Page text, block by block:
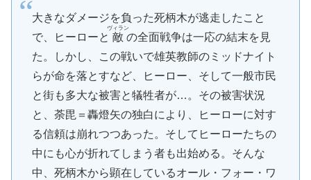
大きなダメージを負った死柄木が逃走したこと
で、ヒーローと 敵
ヴィラン
の全面戦争は一応の結末を見
た。しかし、この戦いで雄英教師のミッドナイト
らが命を落とすなど、ヒーロー、そして一般市民
と街も多大な被害と犠牲者が…。その被害状況
と、荼毘＝轟燈矢の独白により、ヒーローに対す
る信頼は崩れつつあった。そしてヒーローたちの
中にも心が折れてしまう者も出始める。そんな
中、死柄木から顕在しているオール・フォー・ワ